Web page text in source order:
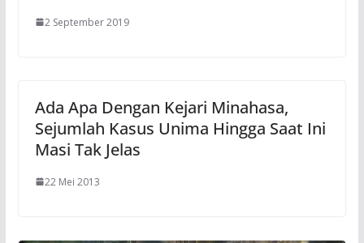
2 September 2019
Ada Apa Dengan Kejari Minahasa,
Sejumlah Kasus Unima Hingga Saat Ini
Masi Tak Jelas
22 Mei 2013